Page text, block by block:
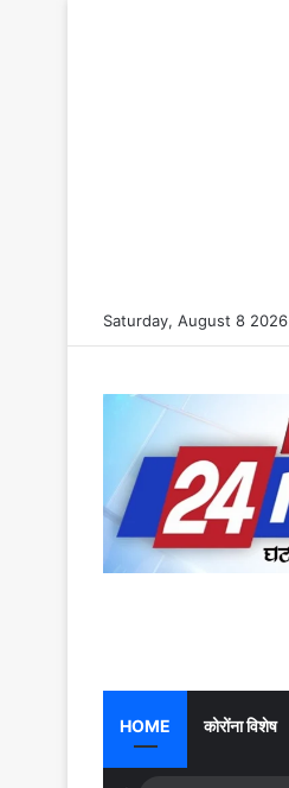
Saturday, August 8 2026
HOME कोरोंना विशेष